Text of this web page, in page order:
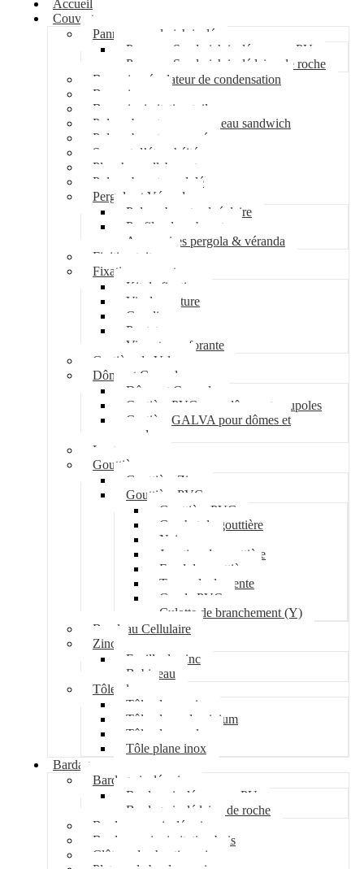
Accueil
Couverture
Panneau sandwich isolé
Panneau Sandwich isolé mousse PU
Panneau Sandwich isolé laine de roche
Bac acier régulateur de condensation
Bac acier sec
Bac acier imitation tuile
Polycarbonate pour panneau sandwich
Polycarbonate nervuré
Support d’étanchéité
Plancher collaborant
Polycarbonate ondulé
Pergola et Véranda
Polycarbonate alvéolaire
Profil polycarbonate
Accessoires pergola & véranda
Finition toiture
Fixation couverture
Kit de fixation
Vis de couture
Cavalier
Pontet
Vis auto-perforante
Costière de Velux
Dôme et Coupole
Dôme et Coupole
Costière PVC pour dômes et coupoles
Costière GALVA pour dômes et
coupoles
Lanterneau
Gouttière
Gouttière Zinc
Gouttière PVC
Gouttière PVC
Crochet de gouttière
Naissance
Jonction de gouttière
Fond de gouttière
Tuyau de descente
Coude PVC
Culotte de branchement (Y)
Bandeau Cellulaire
Zinc
Feuille de zinc
Bobineau
Tôle plane
Tôle plane acier
Tôle plane aluminium
Tôle plane galva
Tôle plane inox
Bardage
Bardage isolé acier
Bardage isolé mousse PU
Bardage isolé laine de roche
Bardage non isolé acier
Bardage acier imitation bois
Clôture de chantier acier